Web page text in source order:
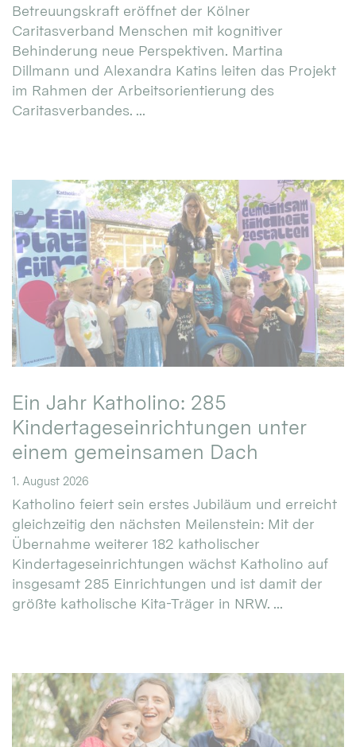
Betreuungskraft eröffnet der Kölner
Caritasverband Menschen mit kognitiver
Behinderung neue Perspektiven. Martina
Dillmann und Alexandra Katins leiten das Projekt
im Rahmen der Arbeitsorientierung des
Caritasverbandes. ...
Ein Jahr Katholino: 285
Kindertageseinrichtungen unter
einem gemeinsamen Dach
1. August 2026
Katholino feiert sein erstes Jubiläum und erreicht
gleichzeitig den nächsten Meilenstein: Mit der
Übernahme weiterer 182 katholischer
Kindertageseinrichtungen wächst Katholino auf
insgesamt 285 Einrichtungen und ist damit der
größte katholische Kita-Träger in NRW. ...